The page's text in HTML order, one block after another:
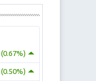
(0.67%)
(0.50%)